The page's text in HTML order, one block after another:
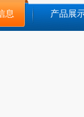
息 产品展